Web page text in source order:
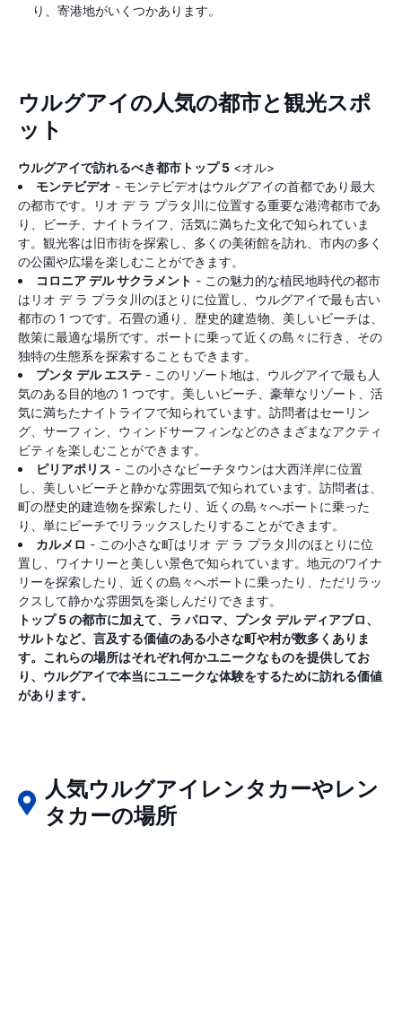
り、寄港地がいくつかあります。
ウルグアイの人気の都市と観光スポ
ット
ウルグアイで訪れるべき都市トップ 5 <オル>
モンテビデオ - モンテビデオはウルグアイの首都であり最大
の都市です。リオ デ ラ プラタ川に位置する重要な港湾都市であ
り、ビーチ、ナイトライフ、活気に満ちた文化で知られていま
す。観光客は旧市街を探索し、多くの美術館を訪れ、市内の多く
の公園や広場を楽しむことができます。
コロニア デル サクラメント - この魅力的な植民地時代の都市
はリオ デ ラ プラタ川のほとりに位置し、ウルグアイで最も古い
都市の 1 つです。石畳の通り、歴史的建造物、美しいビーチは、
散策に最適な場所です。ボートに乗って近くの島々に行き、その
独特の生態系を探索することもできます。
プンタ デル エステ - このリゾート地は、ウルグアイで最も人
気のある目的地の 1 つです。美しいビーチ、豪華なリゾート、活
気に満ちたナイトライフで知られています。訪問者はセーリン
グ、サーフィン、ウィンドサーフィンなどのさまざまなアクティ
ビティを楽しむことができます。
ピリアポリス - この小さなビーチタウンは大西洋岸に位置
し、美しいビーチと静かな雰囲気で知られています。訪問者は、
町の歴史的建造物を探索したり、近くの島々へボートに乗った
り、単にビーチでリラックスしたりすることができます。
カルメロ - この小さな町はリオ デ ラ プラタ川のほとりに位
置し、ワイナリーと美しい景色で知られています。地元のワイナ
リーを探索したり、近くの島々へボートに乗ったり、ただリラッ
クスして静かな雰囲気を楽しんだりできます。
トップ 5 の都市に加えて、ラ パロマ、プンタ デル ディアブロ、
サルトなど、言及する価値のある小さな町や村が数多くありま
す。これらの場所はそれぞれ何かユニークなものを提供してお
り、ウルグアイで本当にユニークな体験をするために訪れる価値
があります。
人気ウルグアイレンタカーやレン
タカーの場所